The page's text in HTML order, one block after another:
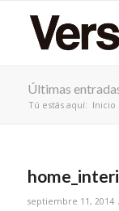
Últimas
Tú estás aquí: Inicio
septiembre 11, 2014